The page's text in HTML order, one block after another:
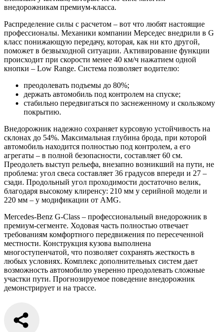
внедорожникам премиум-класса.
Распределение силы с расчетом – вот что любят настоящие
профессионалы. Механики компании Мерседес внедрили в G
класс понижающую передачу, которая, как ни кто другой,
поможет в безвыходной ситуации. Активирование функции
происходит при скорости менее 40 км/ч нажатием одной
кнопки – Low Range. Система позволяет водителю:
преодолевать подъемы до 80%;
держать автомобиль под контролем на спуске;
стабильно передвигаться по заснеженному и скользкому
покрытию.
Внедорожник надежно сохраняет курсовую устойчивость на
склонах до 54%. Максимальная глубина брода, при которой
автомобиль находится полностью под контролем, а его
агрегаты – в полной безопасности, составляет 60 см.
Преодолеть выступ рельефа, внезапно возникший на пути, не
проблема: угол свеса составляет 36 градусов впереди и 27 –
сзади. Продольный угол проходимости достаточно велик,
благодаря высокому клиренсу: 210 мм у серийной модели и
220 мм – у модификации от AMG.
Mercedes-Benz G-Class – профессиональный внедорожник в
премиум-сегменте. Ходовая часть полностью отвечает
требованиям комфортного передвижения по пересеченной
местности. Конструкция кузова выполнена
многоступенчатой, что позволяет сохранять жесткость в
любых условиях. Комплекс дополнительных систем дает
возможность автомобилю уверенно преодолевать сложные
участки пути. Прогнозируемое поведение внедорожник
демонстрирует и на трассе.